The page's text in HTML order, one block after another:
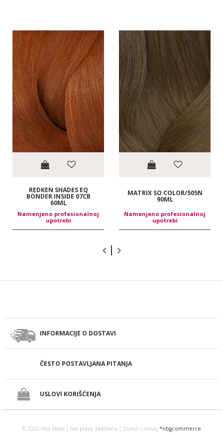
REDKEN SHADES EQ
BONDER INSIDE 07CB
60ML
Namenjeno profesionalnoj
upotrebi
MATRIX SO COLOR/505N
90ML
Namenjeno profesionalnoj
upotrebi
INFORMACIJE O DOSTAVI
ČESTO POSTAVLJANA PITANJA
USLOVI KORIŠĆENJA
© 2020 Alta Moda | Sva prava zadržana | Dizajn i razvoj *nbgcommerce